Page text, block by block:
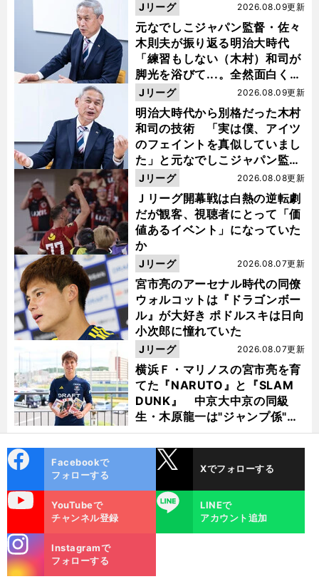
元なでしこジャパン監督・佐々
木則夫が振り返る明治大時代
「練習もしない（木村）和司が
脚光を浴びて...。全然面白くな
い４年間でした」
2026.08.09更新
Jリーグ
明治大時代から別格だった木村
和司の技術 「実は僕、アイツ
のフェイントを真似していまし
た」と元なでしこジャパン監
督・佐々木則夫
2026.08.09更新
Jリーグ
Ｊリーグ開幕戦は白熱の逆転劇
だが観客、視聴者にとって「価
値あるイベント」になっていた
か
2026.08.08更新
Jリーグ
宮市亮のアーセナル時代の同僚
ウォルコットは『ドラゴンボー
ル』が大好き ポドルスキは日向
小次郎に憧れていた
2026.08.07更新
Jリーグ
横浜Ｆ・マリノスの宮市亮を育
てた『NARUTO』と『SLAM
DUNK』 中京大中京の同級
生・木原龍一は"ジャンプ係"だ
った
2026.08.07更新
Jリーグ
ok
Facebookで
フォローする
Xでフォローする
YouTubeで
チャンネル登録
LINE
LINEで
アカウント追加
m
Instagramで
フォローする